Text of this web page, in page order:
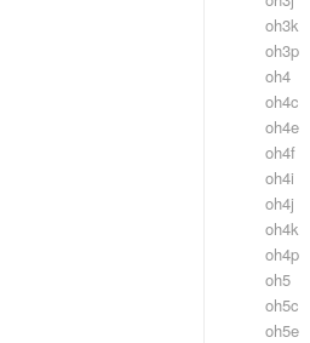
oh3k
oh3p
oh4
oh4c
oh4e
oh4f
oh4i
oh4j
oh4k
oh4p
oh5
oh5c
oh5e